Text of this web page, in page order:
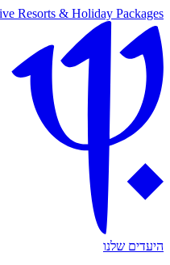
Resorts & Holiday Packages
היעדים שלנו